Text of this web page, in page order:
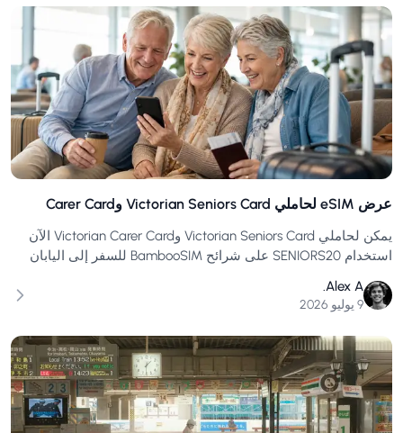
عرض eSIM لحاملي Victorian Seniors Card وCarer Card
يمكن لحاملي Victorian Seniors Card وVictorian Carer Card الآن
استخدام SENIORS20 على شرائح BambooSIM للسفر إلى اليابان
Alex A.
9 يوليو 2026